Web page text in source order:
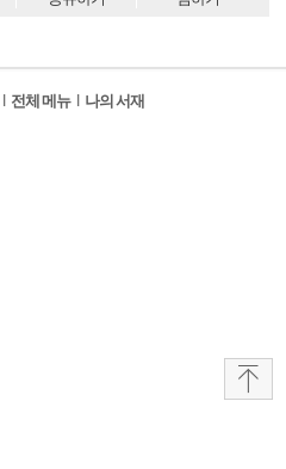
l 전체 메뉴 l 나의 서재